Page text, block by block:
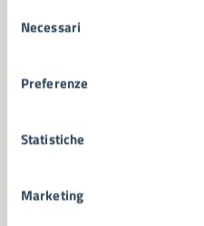
delNecessari
Preferenze
Statistiche
Marketing
Contatta il comune
Richiedi assistenza
Problemi in città